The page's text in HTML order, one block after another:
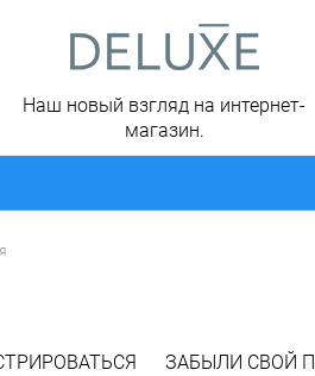
Наш новый взгляд на интернет-
магазин.
ЗАБЫЛИ СВОЙ